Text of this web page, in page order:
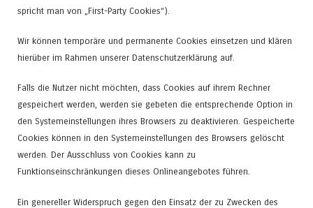
spricht man von „First-Party Cookies“).
Wir können temporäre und permanente Cookies einsetzen und klären
hierüber im Rahmen unserer Datenschutzerklärung auf.
Falls die Nutzer nicht möchten, dass Cookies auf ihrem Rechner
gespeichert werden, werden sie gebeten die entsprechende Option in
den Systemeinstellungen ihres Browsers zu deaktivieren. Gespeicherte
Cookies können in den Systemeinstellungen des Browsers gelöscht
werden. Der Ausschluss von Cookies kann zu
Funktionseinschränkungen dieses Onlineangebotes führen.
Ein genereller Widerspruch gegen den Einsatz der zu Zwecken des